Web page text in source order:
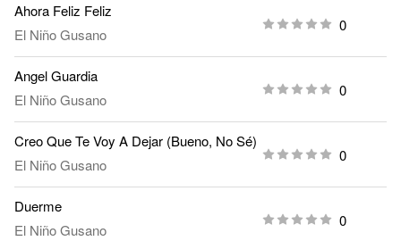
Ahora Feliz Feliz
El Niño Gusano
0
Angel Guardia
El Niño Gusano
0
Creo Que Te Voy A Dejar (Bueno, No Sé)
El Niño Gusano
0
Duerme
El Niño Gusano
0